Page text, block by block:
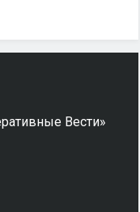
Вести»